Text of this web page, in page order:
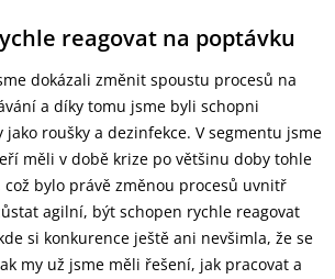
reagovat na poptávku
dokázali změnit spoustu procesů na
a díky tomu jsme byli schopni
roušky a dezinfekce. V segmentu jsme
měli v době krize po většinu doby tohle
což bylo právě změnou procesů uvnitř
agilní, být schopen rychle reagovat
si konkurence ještě ani nevšimla, že se
my už jsme měli řešení, jak pracovat a